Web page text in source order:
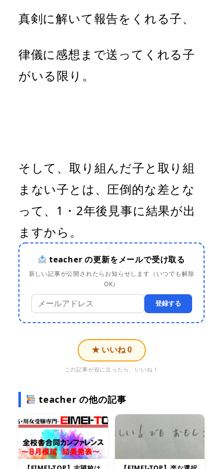
真剣に解いて報告をくれる子、
律儀に感想まで送ってくれる子
がいる限り。
そして、取り組んだ子と取り組
まない子とは、圧倒的な差とな
って、1・2年後見事に結果が出
ますから。
teacher の更新をメールで受け取る
新しい記事が公開されたらお知らせします（いつでも解除
OK）
登録する
★ いいね 0
この記事が役に立ったら、いいね！
teacher の他の記事